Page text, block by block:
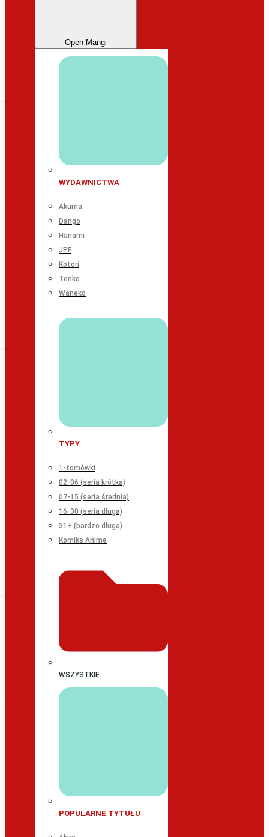
Open Mangi
WYDAWNICTWA
Akuma
Dango
Hanami
JPF
Kotori
Tenko
Waneko
TYPY
1-tomówki
02-06 (seria krótka)
07-15 (seria średnia)
16-30 (seria długa)
31+ (bardzo długa)
Komiks Anime
WSZYSTKIE
POPULARNE TYTUŁU